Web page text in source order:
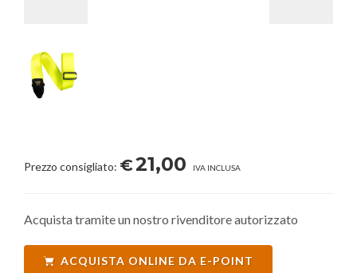
Prezzo consigliato: €21,00 IVA INCLUSA
Acquista tramite un nostro rivenditore autorizzato
ACQUISTA ONLINE DA E-POINT